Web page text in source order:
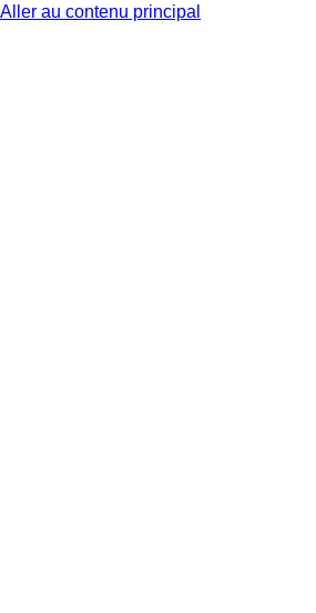
Aller au contenu principal